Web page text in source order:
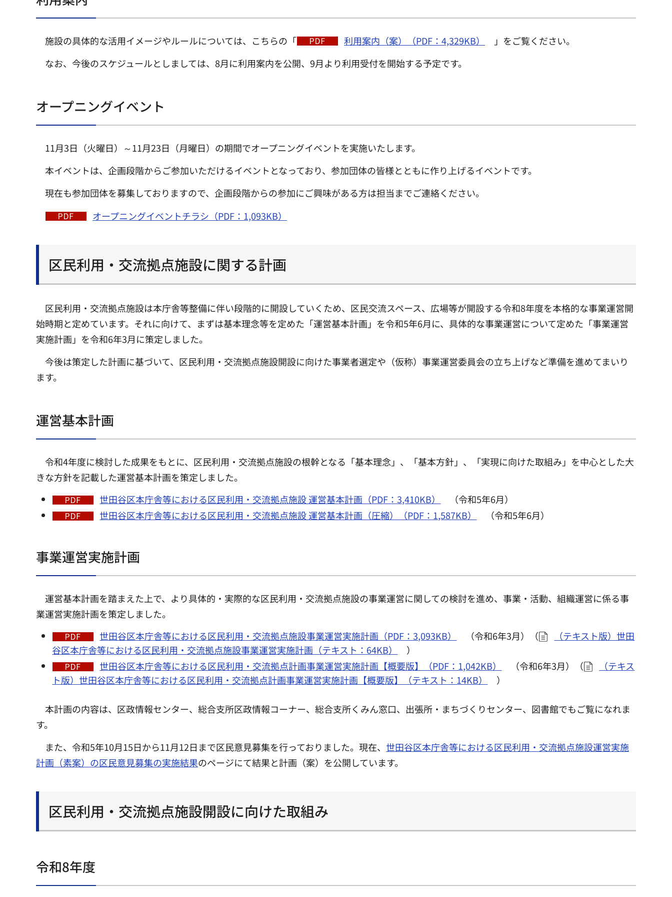
施設の具体的な活用イメージやルールについては、こちらの「 利用案内（案）（PDF：4,329KB）
」をご覧ください。
なお、今後のスケジュールとしましては、8月に利用案内を公開、9月より利用受付を開始する予定です。
オープニングイベント
11月3日（火曜日）～11月23日（月曜日）の期間でオープニングイベントを実施いたします。
本イベントは、企画段階からご参加いただけるイベントとなっており、参加団体の皆様とともに作り上げるイベントです。
現在も参加団体を募集しておりますので、企画段階からの参加にご興味がある方は担当までご連絡ください。
オープニングイベントチラシ（PDF：1,093KB）
区民利用・交流拠点施設に関する計画
区民利用・交流拠点施設は本庁舎等整備に伴い段階的に開設していくため、区民交流スペース、広場等が開設する令和8年度を本格的な事業運営開
始時期と定めています。それに向けて、まずは基本理念等を定めた「運営基本計画」を令和5年6月に、具体的な事業運営について定めた「事業運営
実施計画」を令和6年3月に策定しました。
今後は策定した計画に基づいて、区民利用・交流拠点施設開設に向けた事業者選定や（仮称）事業運営委員会の立ち上げなど準備を進めてまいり
ます。
運営基本計画
令和4年度に検討した成果をもとに、区民利用・交流拠点施設の根幹となる「基本理念」、「基本方針」、「実現に向けた取組み」を中心とした大
きな方針を記載した運営基本計画を策定しました。
世田谷区本庁舎等における区民利用・交流拠点施設 運営基本計画（PDF：3,410KB）
（令和5年6月）
世田谷区本庁舎等における区民利用・交流拠点施設 運営基本計画（圧縮）（PDF：1,587KB）
（令和5年6月）
事業運営実施計画
運営基本計画を踏まえた上で、より具体的・実際的な区民利用・交流拠点施設の事業運営に関しての検討を進め、事業・活動、組織運営に係る事
業運営実施計画を策定しました。
世田谷区本庁舎等における区民利用・交流拠点施設事業運営実施計画（PDF：3,093KB）
（令和6年3月）（
（テキスト版）世田
谷区本庁舎等における区民利用・交流拠点施設事業運営実施計画（テキスト：64KB）
）
世田谷区本庁舎等における区民利用・交流拠点計画事業運営実施計画【概要版】（PDF：1,042KB）
（令和6年3月）（
（テキス
ト版）世田谷区本庁舎等における区民利用・交流拠点計画事業運営実施計画【概要版】（テキスト：14KB）
）
本計画の内容は、区政情報センター、総合支所区政情報コーナー、総合支所くみん窓口、出張所・まちづくりセンター、図書館でもご覧になれま
す。
また、令和5年10月15日から11月12日まで区民意見募集を行っておりました。現在、 世田谷区本庁舎等における区民利用・交流拠点施設運営実施
計画（素案）の区民意見募集の実施結果のページにて結果と計画（案）を公開しています。
区民利用・交流拠点施設開設に向けた取組み
令和8年度